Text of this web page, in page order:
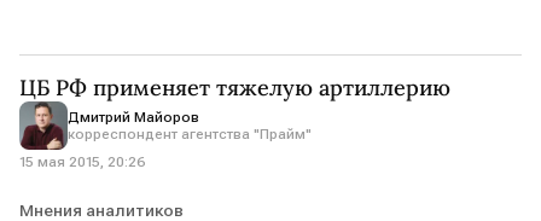
ЦБ РФ применяет тяжелую артиллерию
Дмитрий Майоров
корреспондент агентства "Прайм"
15 мая 2015, 20:26
Мнения аналитиков